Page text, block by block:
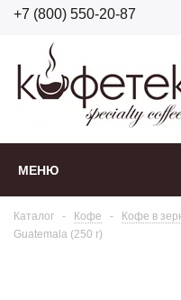
+7 (800) 550-20-87
МЕНЮ
Каталог - Кофе - Кофе в
Guatemala (250 г)